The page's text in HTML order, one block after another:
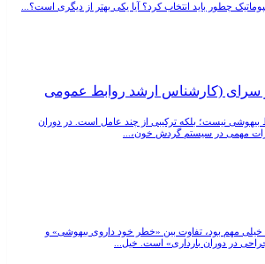
چطور باید انتخاب کرد؟ آیا یکی بهتر از دیگری است؟...
سرای (کارشناس ارشد روابط عمومی
بیهوشی نیست؛ بلکه ترکیبی از چند عامل است. در دوران
مهمی در سیستم گردش خون،...
خیلی مهم بود، تفاوت بین «خطر خود داروی بیهوشی» و
در دوران بارداری» است. خیل...